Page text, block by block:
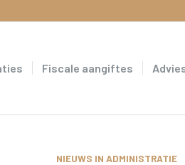
Fiscale aangiftes
NIEUWS IN ADMINISTRATIE